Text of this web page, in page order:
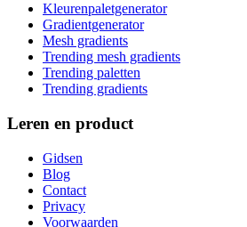
Kleurenpaletgenerator
Gradientgenerator
Mesh gradients
Trending mesh gradients
Trending paletten
Trending gradients
Leren en product
Gidsen
Blog
Contact
Privacy
Voorwaarden